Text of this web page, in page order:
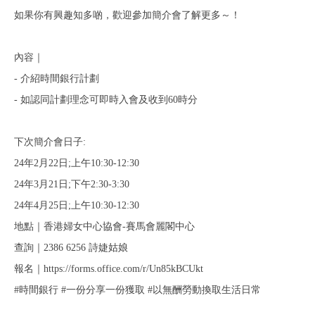
如果你有興趣知多啲，歡迎參加簡介會了解更多～！
內容｜
- 介紹時間銀行計劃
- 如認同計劃理念可即時入會及收到60時分
下次簡介會日子:
24年2月22日;上午10:30-12:30
24年3月21日;下午2:30-3:30
24年4月25日;上午10:30-12:30
地點｜香港婦女中心協會-賽馬會麗閣中心
查詢｜2386 6256 詩婕姑娘
報名｜https://forms.office.com/r/Un85kBCUkt
#時間銀行 #一份分享一份獲取 #以無酬勞動換取生活日常